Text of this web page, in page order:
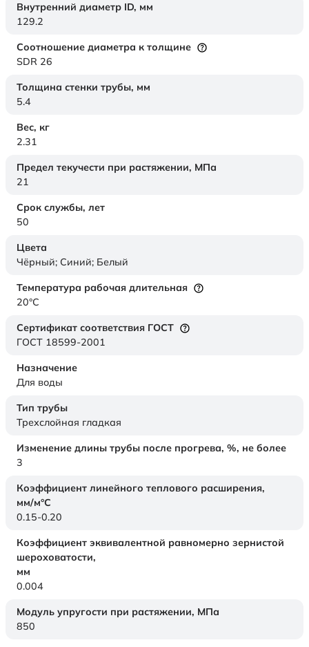
Внутренний диаметр ID, мм
129.2
Соотношение диаметра к толщине
SDR 26
Толщина стенки трубы, мм
5.4
Вес, кг
2.31
Предел текучести при растяжении, МПа
21
Срок службы, лет
50
Цвета
Чёрный; Синий; Белый
Температура рабочая длительная
20°C
Сертификат соответствия ГОСТ
ГОСТ 18599-2001
Назначение
Для воды
Тип трубы
Трехслойная гладкая
Изменение длины трубы после прогрева, %, не более
3
Коэффициент линейного теплового расширения,
мм/м°С
0.15-0.20
Коэффициент эквивалентной равномерно зернистой
шероховатости,
мм
0.004
Модуль упругости при растяжении, МПа
850